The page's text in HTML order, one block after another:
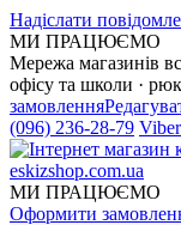
Надіслати
МИ ПРАЦЮЄМО
Мережа магазинів
офісу та школи ·
замовлення
(096) 236-28-79
МИ ПРАЦЮЄМО
Оформити